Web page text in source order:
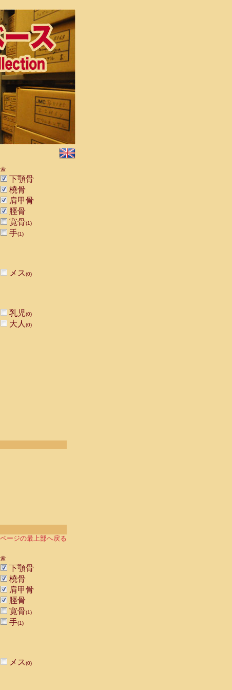
下顎骨
橈骨
肩甲骨
脛骨
寛骨(1)
手(1)
メス(0)
乳児(0)
大人 (0)
ージの最上部へ戻る
下顎骨
橈骨
肩甲骨
脛骨
寛骨(1)
手(1)
メス(0)